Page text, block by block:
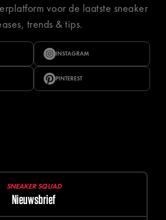
voor de laatste sneaker
trends & tips.
INSTAGRAM
PINTEREST
SNEAKER SQUAD
Nieuwsbrief